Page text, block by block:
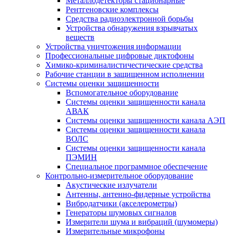
Рентгеновские комплексы
Средства радиоэлектронной борьбы
Устройства обнаружения взрывчатых
веществ
Устройства уничтожения информации
Профессиональные цифровые диктофоны
Химико-криминалистичестические средства
Рабочие станции в защищенном исполнении
Системы оценки защищенности
Вспомогательное оборудование
Системы оценки защищенности канала
АВАК
Системы оценки защищенности канала АЭП
Системы оценки защищенности канала
ВОЛС
Системы оценки защищенности канала
ПЭМИН
Специальное программное обеспечение
Контрольно-измерительное оборудование
Акустические излучатели
Антенны, антенно-фидерные устройства
Вибродатчики (акселерометры)
Генераторы шумовых сигналов
Измерители шума и вибраций (шумомеры)
Измерительные микрофоны